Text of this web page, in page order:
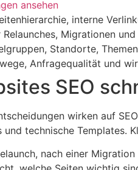
ansehen
interne
Migrationen
Standorte,
Anfragequalität und
SEO
wirken auf
technische Templates.
nach einer